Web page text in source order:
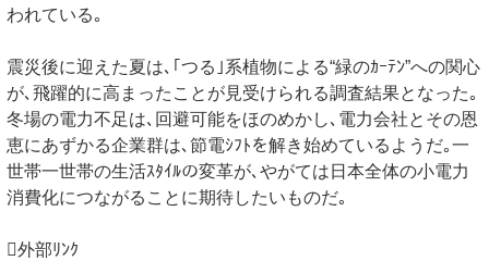
われている｡
震災後に迎えた夏は､｢つる｣系植物による“緑のｶｰﾃﾝ”への関心
が､飛躍的に高まったことが見受けられる調査結果となった｡
冬場の電力不足は､回避可能をほのめかし､電力会社とその恩
恵にあずかる企業群は､節電ｼﾌﾄを解き始めているようだ｡一
世帯一世帯の生活ｽﾀｲﾙの変革が､やがては日本全体の小電力
消費化につながることに期待したいものだ｡
外部ﾘﾝｸ